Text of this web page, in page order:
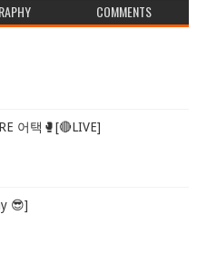
COMMENTS
어택🥊[🔴LIVE]
😎]